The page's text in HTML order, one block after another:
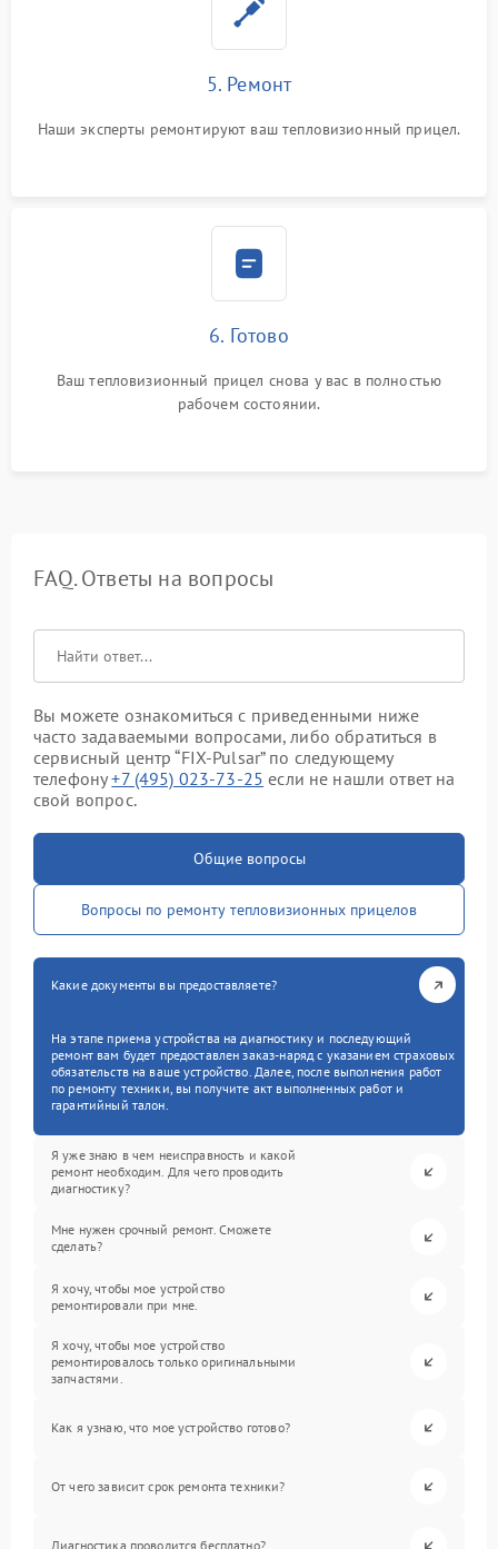
5. Ремонт
Наши эксперты ремонтируют ваш тепловизионный прицел.
6. Готово
Ваш тепловизионный прицел снова у вас в полностью
рабочем состоянии.
FAQ. Ответы на вопросы
Вы можете ознакомиться с приведенными ниже
часто задаваемыми вопросами, либо обратиться в
сервисный центр “FIX-Pulsar” по следующему
телефону+7 (495) 023-73-25 если не нашли ответ на
свой вопрос.
Общие вопросы
Вопросы по ремонту тепловизионных прицелов
Какие документы вы предоставляете?
На этапе приема устройства на диагностику и последующий
ремонт вам будет предоставлен заказ-наряд с указанием страховых
обязательств на ваше устройство. Далее, после выполнения работ
по ремонту техники, вы получите акт выполненных работ и
гарантийный талон.
Я уже знаю в чем неисправность и какой
ремонт необходим. Для чего проводить
диагностику?
Мне нужен срочный ремонт. Сможете
сделать?
Я хочу, чтобы мое устройство
ремонтировали при мне.
Я хочу, чтобы мое устройство
ремонтировалось только оригинальными
запчастями.
Как я узнаю, что мое устройство готово?
От чего зависит срок ремонта техники?
Диагностика проводится бесплатно?